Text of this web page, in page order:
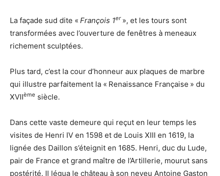
La façade sud dite « François 1er», et les tours sont
transformées avec l’ouverture de fenêtres à meneaux
richement sculptées.
Plus tard, c’est la cour d’honneur aux plaques de marbre
qui illustre parfaitement la « Renaissance Française » du
XVIIème siècle.
Dans cette vaste demeure qui reçut en leur temps les
visites de Henri IV en 1598 et de Louis XIII en 1619, la
lignée des Daillon s’éteignit en 1685. Henri, duc du Lude,
pair de France et grand maître de l’Artillerie, mourut sans
postérité. Il légua le château à son neveu Antoine Gaston